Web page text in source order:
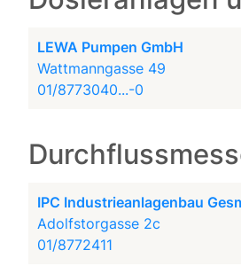
LEWA Pumpen GmbH
Wattmanngasse 49
01/8773040...-0
IPC Industrieanlagenbau
Adolfstorgasse 2c
01/8772411